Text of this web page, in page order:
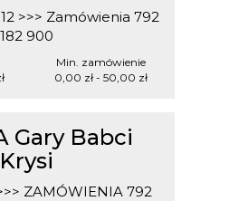
>>> Zamówienia 792
182 900
Min. zamówienie
0,00 zł - 50,00 zł
Gary Babci
Krysi
ZAMÓWIENIA 792